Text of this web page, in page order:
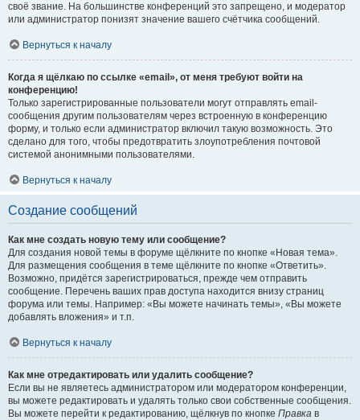
своё звание. На большинстве конференций это запрещено, и модератор
или администратор понизят значение вашего счётчика сообщений.
Вернуться к началу
Когда я щёлкаю по ссылке «email», от меня требуют войти на
конференцию!
Только зарегистрированные пользователи могут отправлять email-
сообщения другим пользователям через встроенную в конференцию
форму, и только если администратор включил такую возможность. Это
сделано для того, чтобы предотвратить злоупотребления почтовой
системой анонимными пользователями.
Вернуться к началу
Создание сообщений
Как мне создать новую тему или сообщение?
Для создания новой темы в форуме щёлкните по кнопке «Новая тема».
Для размещения сообщения в теме щёлкните по кнопке «Ответить».
Возможно, придётся зарегистрироваться, прежде чем отправить
сообщение. Перечень ваших прав доступа находится внизу страниц
форума или темы. Например: «Вы можете начинать темы», «Вы можете
добавлять вложения» и т.п.
Вернуться к началу
Как мне отредактировать или удалить сообщение?
Если вы не являетесь администратором или модератором конференции,
вы можете редактировать и удалять только свои собственные сообщения.
Вы можете перейти к редактированию, щёлкнув по кнопке Правка в